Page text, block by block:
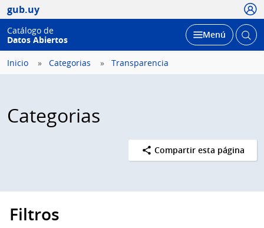
gub.uy
Catálogo de
Datos Abiertos
Desplegar
Menú Abrir
Inicio Categorias Transparencia
Categorias
Compartir esta página
Filtros